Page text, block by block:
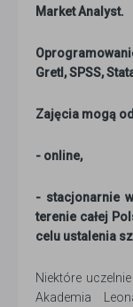
Market Analyst.
Gretl, SPSS,
Zajęcia mogą
- online,
- stacjonarnie
terenie całej
celu ustalenia
Niektóre
Akademia